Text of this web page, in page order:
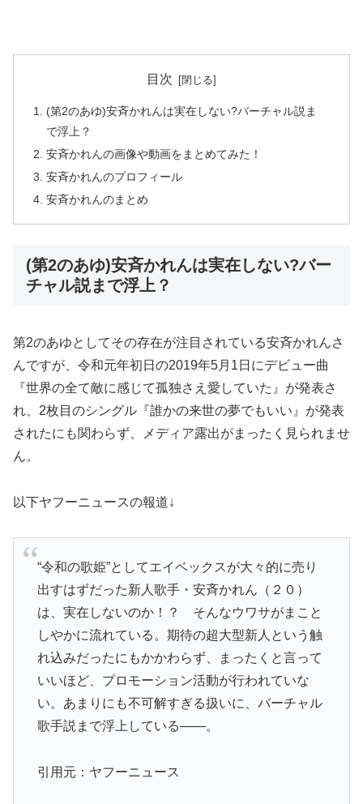
目次
(第2のあゆ)安斉かれんは実在しない?バーチャル説ま
で浮上？
安斉かれんの画像や動画をまとめてみた！
安斉かれんのプロフィール
安斉かれんのまとめ
(第2のあゆ)安斉かれんは実在しない?バー
チャル説まで浮上？
第2のあゆとしてその存在が注目されている安斉かれんさ
んですが、令和元年初日の2019年5月1日にデビュー曲
『世界の全て敵に感じて孤独さえ愛していた』が発表さ
れ、2枚目のシングル『誰かの来世の夢でもいい』が発表
されたにも関わらず、メディア露出がまったく見られませ
ん。
以下ヤフーニュースの報道↓
“令和の歌姫”としてエイベックスが大々的に売り
出すはずだった新人歌手・安斉かれん（２０）
は、実在しないのか！？ そんなウワサがまこと
しやかに流れている。期待の超大型新人という触
れ込みだったにもかかわらず、まったくと言って
いいほど、プロモーション活動が行われていな
い。あまりにも不可解すぎる扱いに、バーチャル
歌手説まで浮上している――。
引用元：ヤフーニュース